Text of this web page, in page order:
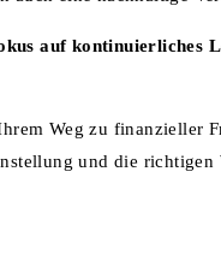
auf kontinuierliches
Weg zu finanzieller
und die